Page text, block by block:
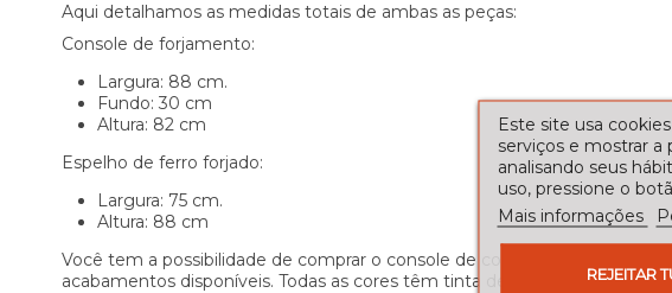
Aqui detalhamos as medidas totais de ambas as peças:
Console de forjamento:
Largura: 88 cm.
Fundo: 30 cm
Altura: 82 cm
Espelho de ferro forjado:
Largura: 75 cm.
Altura: 88 cm
Você tem a possibilidade de comprar o console de console de ferro
acabamentos disponíveis. Todas as cores têm tinta de alta qualidade.
Este site usa
serviços e mostrar a
analisando seus
uso, pressione o
Mais informações
REJEITAR